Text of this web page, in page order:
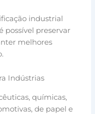
industrial
possível preservar
melhores
Indústrias
químicas,
de papel e